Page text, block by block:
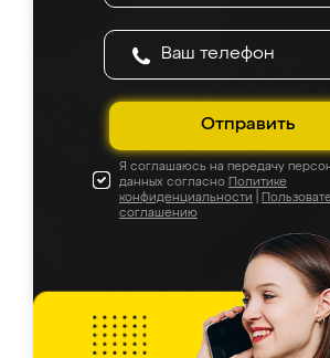
Отправить
Я соглашаюсь на передачу
данных согласно Политике
конфиденциальности
соглашению